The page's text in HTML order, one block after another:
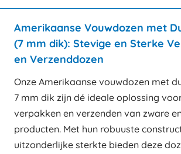
Amerikaanse Vouwdozen met
(7 mm dik): Stevige en Sterke
en Verzenddozen
Onze Amerikaanse vouwdozen met
7 mm dik zijn dé ideale oplossing
verpakken en verzenden van zware
producten. Met hun robuuste
uitzonderlijke sterkte bieden deze